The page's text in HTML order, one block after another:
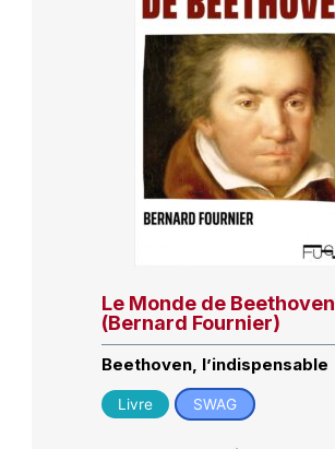
Le Monde de Beethoven
(Bernard Fournier)
Beethoven, l’indispensable
Livre SWAG